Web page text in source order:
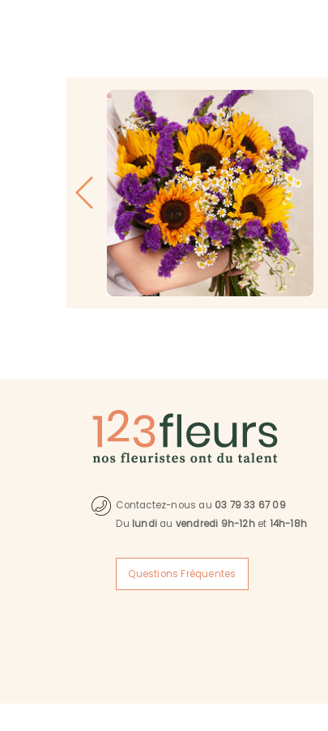
Contactez-nous au 03 79 33 67 09
Du lundi au vendredi 9h-12het 14h-18h
Questions Fréquentes